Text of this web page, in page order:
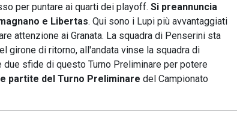
per puntare ai quarti dei playoff. Si preannuncia
e Libertas. Qui sono i Lupi più avvantaggiati
attenzione ai Granata. La squadra di Penserini sta
girone di ritorno, all'andata vinse la squadra di
due sfide di questo Turno Preliminare per potere
partite del Turno Preliminare del Campionato